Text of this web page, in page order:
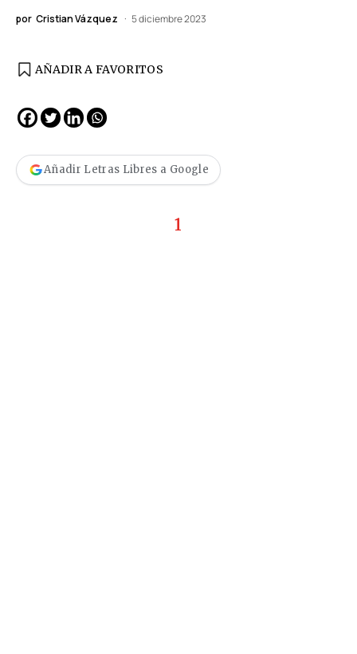
por Cristian Vázquez 5 diciembre 2023
AÑADIR A FAVORITOS
Añadir Letras Libres a Google
1